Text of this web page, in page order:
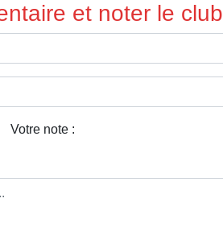
et noter le club
Votre note :